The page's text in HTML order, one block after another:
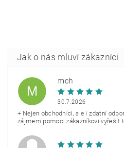
M
mch
30.7.2026
+ Nejen obchodníci, ale i zdatní
zájmem pomoci zákazníkovi vyřešit